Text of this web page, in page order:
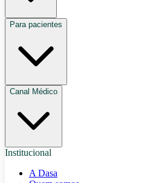
Para pacientes
Canal Médico
Institucional
A Dasa